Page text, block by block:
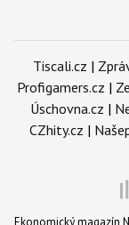
Tiscali.cz |
Profigamers.cz |
Úschovna.cz |
CZhity.cz |
Ekonomický magazín